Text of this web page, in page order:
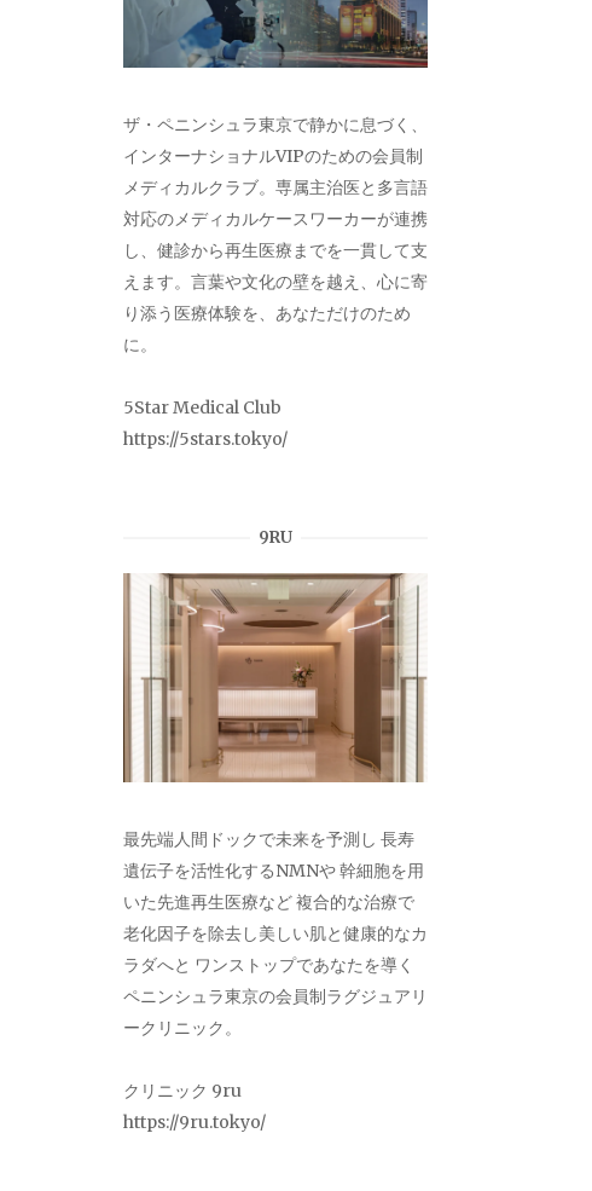
ザ・ペニンシュラ東京で静かに息づく、
インターナショナルVIPのための会員制
メディカルクラブ。専属主治医と多言語
対応のメディカルケースワーカーが連携
し、健診から再生医療までを一貫して支
えます。言葉や文化の壁を越え、心に寄
り添う医療体験を、あなただけのため
に。
5Star Medical Club
https://5stars.tokyo/
9RU
最先端人間ドックで未来を予測し 長寿
遺伝子を活性化するNMNや 幹細胞を用
いた先進再生医療など 複合的な治療で
老化因子を除去し美しい肌と健康的なカ
ラダへと ワンストップであなたを導く
ペニンシュラ東京の会員制ラグジュアリ
ークリニック。
クリニック 9ru
https://9ru.tokyo/